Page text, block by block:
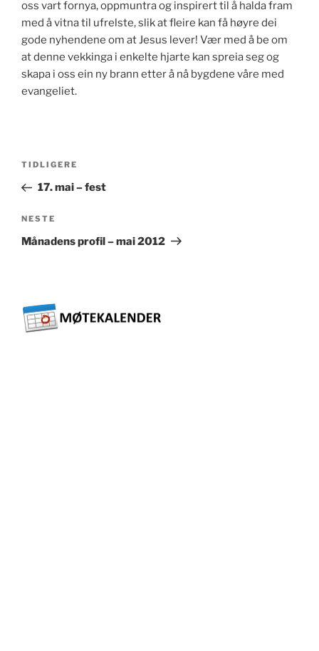
oss vart fornya, oppmuntra og inspirert til å halda fram
med å vitna til ufrelste, slik at fleire kan få høyre dei
gode nyhendene om at Jesus lever! Vær med å be om
at denne vekkinga i enkelte hjarte kan spreia seg og
skapa i oss ein ny brann etter å nå bygdene våre med
evangeliet.
Innleggsnavigasjon
Forrige
innlegg
TIDLIGERE
17. mai – fest
Neste
innlegg
NESTE
Månadens profil – mai 2012